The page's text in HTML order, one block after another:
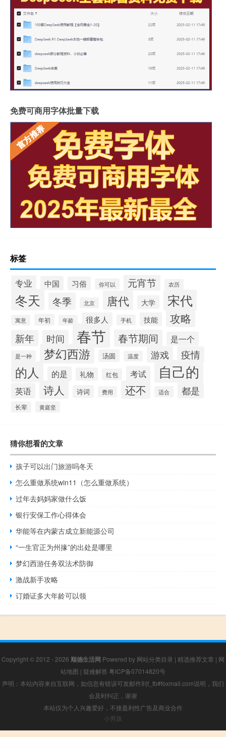
免费可商用字体批量下载
标签
专业 中国 习俗 你可以 元宵节 农历
冬天 冬季 北京 唐代 大学 宋代
寓意 年初 年龄 很多人 手机 技能 攻略
新年 时间 春节 春节期间 是一个
是一种 梦幻西游 汤圆 温度 游戏 疫情
的人 的是 礼物 红包 考试 自己的
英语 诗人 诗词 费用 还不 适合 都是
长辈 黄庭坚
猜你想看的文章
孩子可以出门旅游吗冬天
怎么重做系统win11（怎么重做系统）
过年去妈妈家做什么饭
银行安保工作心得体会
华能等在内蒙古成立新能源公司
“一生官正为州掾”的出处是哪里
梦幻西游任务双法术防御
激战新手攻略
订婚证多大年龄可以领
Copyright © 2012 - 2026 顺德生活网 Powered by 网站分类目录 | 精选推荐文章 | 网
站地图 | 疑难解答 粤ICP备07014820号
声明：本站内容来自互联网，如信息有错误可发邮件到f_fb#foxmail.com说明，我们
会及时纠正，谢谢
本站仅为个人兴趣爱好，不接盈利性广告及商业合作
小男孩